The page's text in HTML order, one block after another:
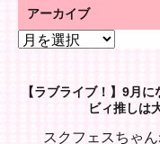
アーカイブ
ア
イ【ラブライブ！】9月
ビィ推しは
スクフェスちゃ